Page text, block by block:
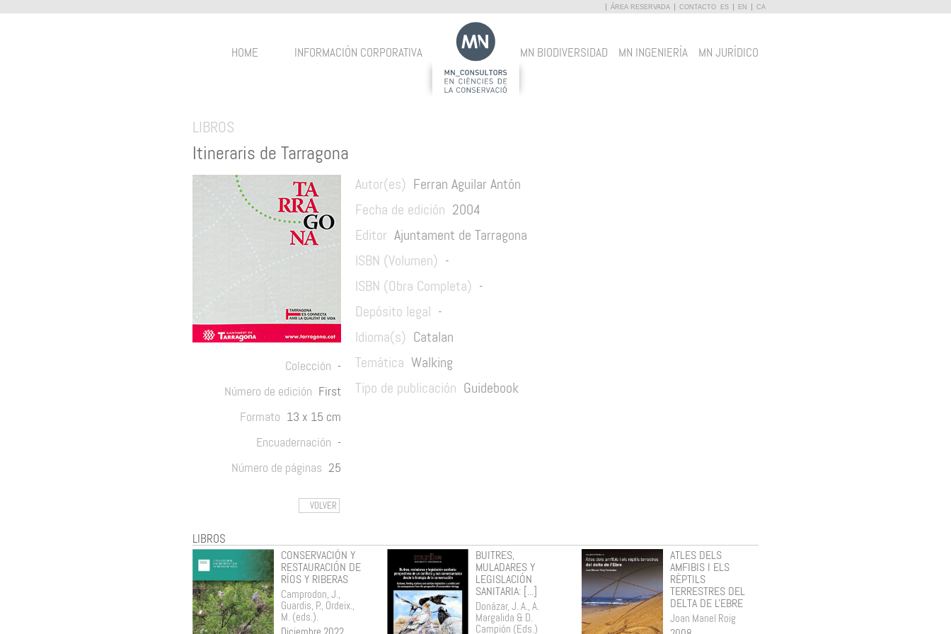
HOME INFORMACIÓN CORPORATIVA MN BIODIVERSIDAD MN INGENIERÍA MN JURÍDICO
ÁREA RESERVADA CONTACTO ES EN CA
LIBROS
Itineraris de Tarragona
Autor(es) Ferran Aguilar Antón
Fecha de edición 2004
Editor Ajuntament de Tarragona
ISBN (Volumen) -
ISBN (Obra Completa) -
Depósito legal -
Idioma(s) Catalan
Temática Walking
Tipo de publicación Guidebook
Colección -
Número de edición First
Formato 13 x 15 cm
Encuadernación -
Número de páginas 25
VOLVER
LIBROS
CONSERVACIÓN Y
RESTAURACIÓN DE
RÍOS Y RIBERAS
Camprodon, J.,
Guardis, P., Ordeix.,
M. (eds.).
BUITRES,
MULADARES Y
LEGISLACIÓN
SANITARIA: [...]
Donázar, J. A., A.
Margalida & D.
Campión (Eds.)
ATLES DELS
AMFIBIS I ELS
RÈPTILS
TERRESTRES DEL
DELTA DE L'EBRE
Joan Manel Roig